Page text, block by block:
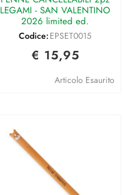
LEGAMI - SAN VALENTINO
2026 limited ed.
Codice: EPSET0015
€ 15,95
Articolo Esaurito